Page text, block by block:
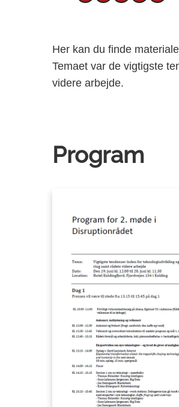
Her kan du finde
Temaet var de vigtigste
videre arbejde.
Program